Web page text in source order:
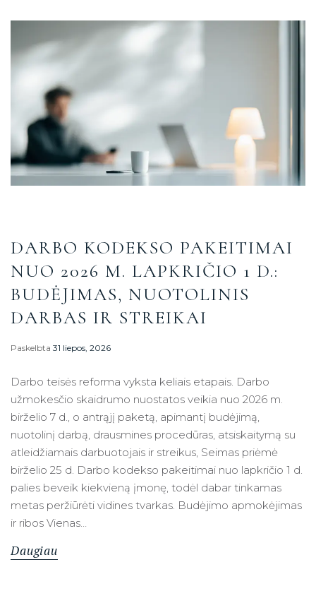
DARBO KODEKSO PAKEITIMAI
NUO 2026 M. LAPKRIČIO 1 D.:
BUDĖJIMAS, NUOTOLINIS
DARBAS IR STREIKAI
Paskelbta 31 liepos, 2026
Darbo teisės reforma vyksta keliais etapais. Darbo
užmokesčio skaidrumo nuostatos veikia nuo 2026 m.
birželio 7 d., o antrąjį paketą, apimantį budėjimą,
nuotolinį darbą, drausmines procedūras, atsiskaitymą su
atleidžiamais darbuotojais ir streikus, Seimas priėmė
birželio 25 d. Darbo kodekso pakeitimai nuo lapkričio 1 d.
palies beveik kiekvieną įmonę, todėl dabar tinkamas
metas peržiūrėti vidines tvarkas. Budėjimo apmokėjimas
ir ribos Vienas…
Daugiau